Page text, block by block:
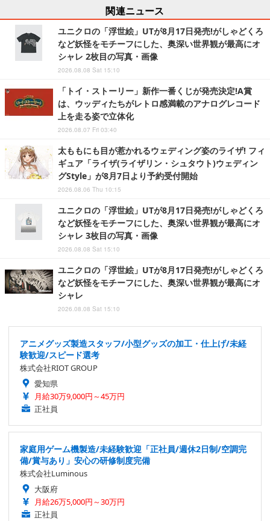
関連ニュース
ユニクロの「浮世絵」UTが8月17日発売!がしゃどくろ
など妖怪をモチーフにした、奥深い世界観が最高にオ
シャレ 2枚目の写真・画像
2026.08.08 Sat 15:10
「トイ・ストーリー」新作一番くじが発売決定!A賞
は、ウッディたちがレトロ感満載のアナログレコード
上を走る姿で立体化
2026.08.07 Fri 03:40
太ももにも目が惹かれるウェディング姿のライザ! フィ
ギュア「ライザ(ライザリン・シュタウト)ウェディン
グStyle」が8月7日より予約受付開始
2026.08.06 Thu 10:15
ユニクロの「浮世絵」UTが8月17日発売!がしゃどくろ
など妖怪をモチーフにした、奥深い世界観が最高にオ
シャレ 3枚目の写真・画像
2026.08.08 Sat 15:10
ユニクロの「浮世絵」UTが8月17日発売!がしゃどくろ
など妖怪をモチーフにした、奥深い世界観が最高にオ
シャレ
2026.08.08 Sat 15:10
アニメグッズ製造スタッフ/小型グッズの加工・仕上げ/未経
験歓迎/スピード選考
株式会社RIOT GROUP
愛知県
月給30万9,000円～45万円
正社員
家庭用ゲーム機製造/未経験歓迎「正社員/週休2日制/空調完
備/賞与あり」安心の研修制度完備
株式会社Luminous
大阪府
月給26万5,000円～30万円
正社員